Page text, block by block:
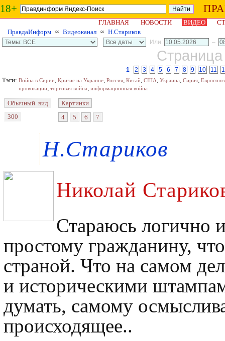
18+
ГЛАВНАЯ НОВОСТИ ВИДЕО
ПравдаИнформ ≈ Видеоканал ≈ Н.Стариков
Или: –
1 2 3 4 5 6 7 8 9 10 11
Тэги: Война в Сирии, Кризис на Украине, Россия, Китай, США, Украина, Сирия, Евросоюз
провокации, торговая война, информационная война
Обычный вид
300
Картинки
4
5 6 7
Н.Стариков
Николай
Стараюсь логично
простому гражданину,
страной. Что на самом
и историческими
думать, самому
происходящее..